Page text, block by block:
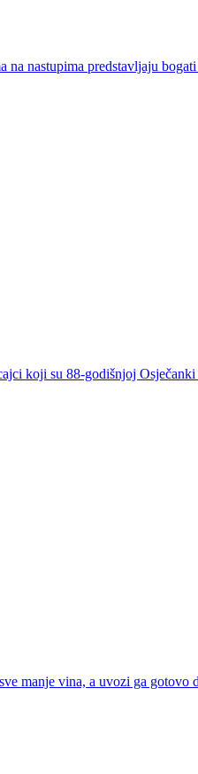
na nastupima predstavljaju
koji su 88-godišnjoj
manje vina, a uvozi ga gotovo